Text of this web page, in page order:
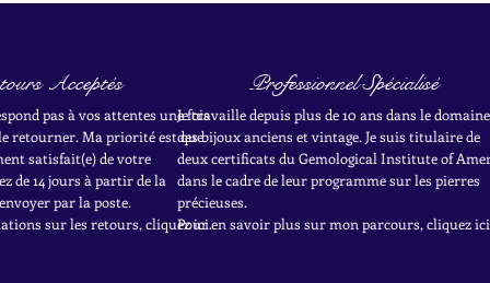
Acceptés
pas à vos attentes une fois
retourner. Ma priorité est que
satisfait(e) de votre
de 14 jours à partir de la
par la poste.
sur les retours, cliquez ici.
Professionnel Spécialisé
Je travaille depuis plus de 10 ans dans le domaine
des bijoux anciens et vintage. Je suis titulaire de
deux certificats du Gemological Institute of
dans le cadre de leur programme sur les pierres
précieuses.
Pour en savoir plus sur mon parcours, cliquez